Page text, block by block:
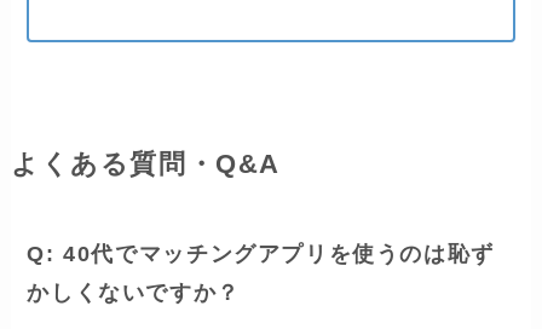
よくある質問・Q&A
Q: 40代でマッチングアプリを使うのは恥ず
かしくないですか？